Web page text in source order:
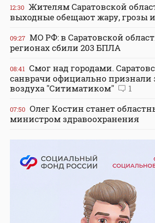
12:30 Жителям Саратовской
выходные обещают жару, грозы
09:27 МО РФ: в Саратовской
регионах сбили 203 БПЛА
08:41 Смог над городами.
санврачи официально признали
воздуха "Ситиматиком"
1
07:50 Олег Костин станет
министром здравоохранения